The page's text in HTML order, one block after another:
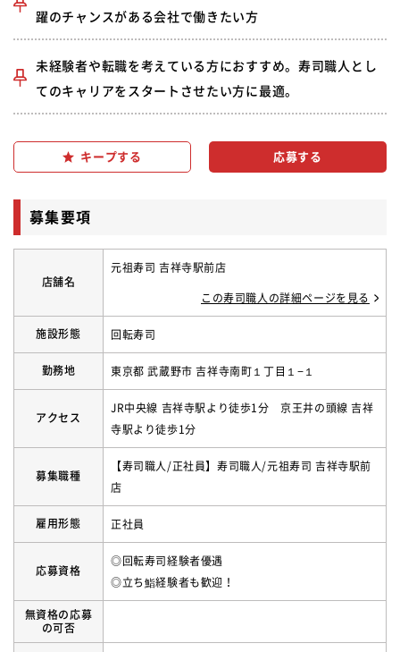
躍のチャンスがある会社で働きたい方
未経験者や転職を考えている方におすすめ。寿司職人とし
てのキャリアをスタートさせたい方に最適。
キープする
募集要項
店舗名
元祖寿司 吉祥寺駅前店
この寿司職人の詳細ページを見る
施設形態 回転寿司
勤務地 東京都 武蔵野市 吉祥寺南町１丁目１−１
アクセス
JR中央線 吉祥寺駅より徒歩1分 京王井の頭線 吉祥
寺駅より徒歩1分
募集職種
【寿司職人/正社員】寿司職人/元祖寿司 吉祥寺駅前
店
雇用形態 正社員
応募資格
◎回転寿司経験者優遇
◎立ち鮨経験者も歓迎！
無資格の応募
の可否